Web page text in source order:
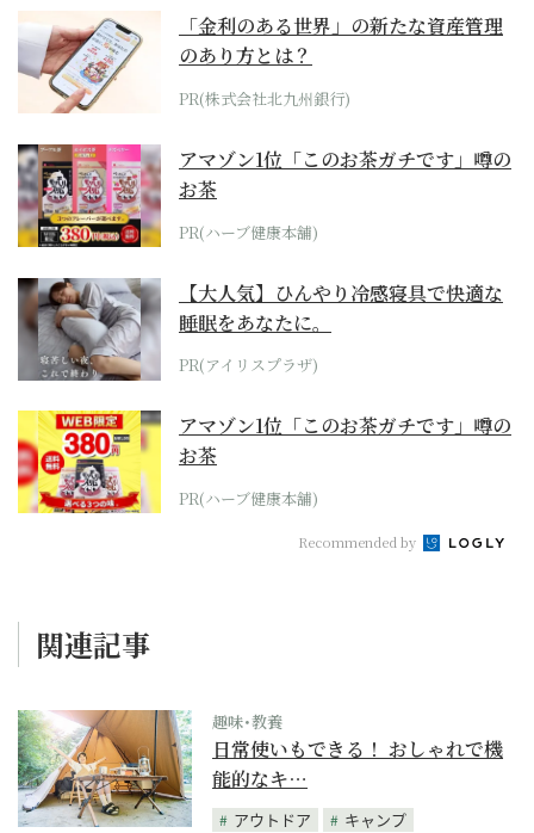
「金利のある世界」の新たな資産管理
のあり方とは？
PR(株式会社北九州銀行)
アマゾン1位「このお茶ガチです」噂の
お茶
PR(ハーブ健康本舗)
【大人気】ひんやり冷感寝具で快適な
睡眠をあなたに。
PR(アイリスプラザ)
アマゾン1位「このお茶ガチです」噂の
お茶
PR(ハーブ健康本舗)
Recommended by
関連記事
趣味･教養
日常使いもできる！ おしゃれで機
能的なキ…
アウトドア
キャンプ